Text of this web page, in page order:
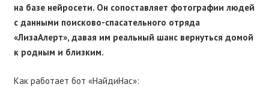
на базе нейросети. Он сопоставляет фотографии людей
с данными поисково-спасательного отряда
«ЛизаАлерт», давая им реальный шанс вернуться домой
к родным и близким.
Как работает бот «НайдиНас»: